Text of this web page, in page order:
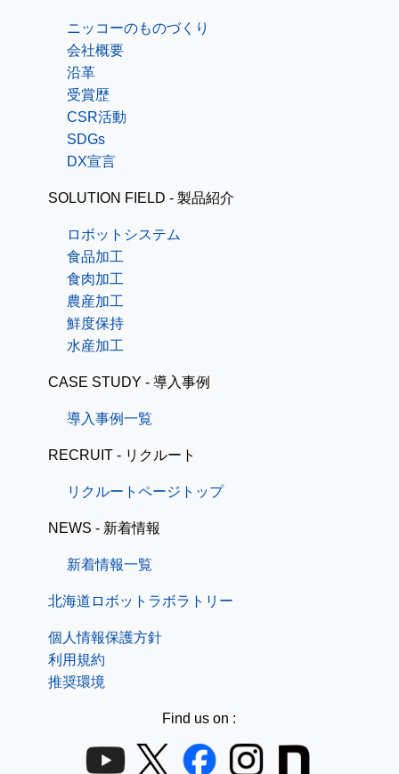
ニッコーのものづくり
会社概要
沿革
受賞歴
CSR活動
SDGs
DX宣言
SOLUTION FIELD - 製品紹介
ロボットシステム
食品加工
食肉加工
農産加工
鮮度保持
水産加工
CASE STUDY - 導入事例
導入事例一覧
RECRUIT - リクルート
リクルートページトップ
NEWS - 新着情報
新着情報一覧
北海道ロボットラボラトリー
個人情報保護方針
利用規約
推奨環境
Find us on :